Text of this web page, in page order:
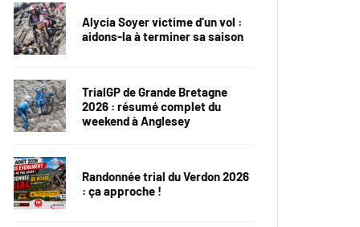
Alycia Soyer victime d’un vol :
aidons-la à terminer sa saison
TrialGP de Grande Bretagne
2026 : résumé complet du
weekend à Anglesey
Randonnée trial du Verdon 2026
: ça approche !